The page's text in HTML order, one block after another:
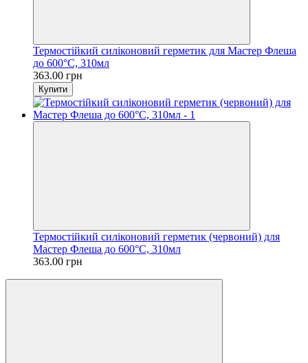
Термостійкий силіконовий герметик для Мастер Флеша
до 600°С, 310мл
363.00 грн
Купити
Термостійкий силіконовий герметик (червоний) для
Мастер Флеша до 600°С, 310мл
363.00 грн